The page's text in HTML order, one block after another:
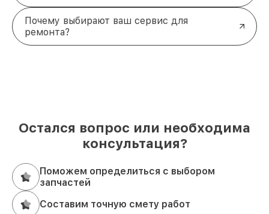
Почему выбирают ваш сервис для
ремонта?
Остался вопрос или необходима
консультация?
Поможем определиться с выбором
запчастей
Составим точную смету работ